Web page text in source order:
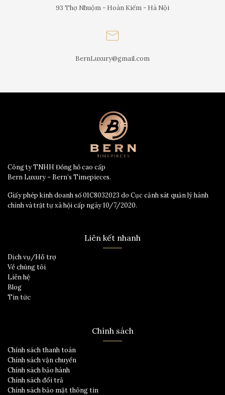
93 Thợ Nhuộm - Hoàn Kiếm - Hà Nội
BernLuxury@gmail.com
Công ty TNHH Đồng hồ cao cấp
Bern Luxury – Bern’s Timepieces.
Giấy phép kinh doanh số 01C8032023 do Cục cảnh sát quản lý hành
chính và trật tự xã hội cấp ngày 10/7/2020.
Liên kết nhanh
Dịch vụ/Hỗ trợ
Về chúng tôi
Liên hệ
Blog
Tin tức
Chính sách
Chính sách thanh toán
Chính sách vận chuyển
Chính sách bảo hành
Chính sách đổi trả
Chính sách bảo mật thông tin